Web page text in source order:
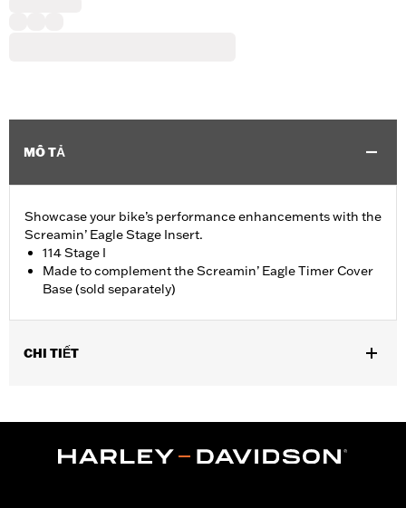
MÔ TẢ
Showcase your bike’s performance enhancements with the
Screamin’ Eagle Stage Insert.
114 Stage I
Made to complement the Screamin’ Eagle Timer Cover
Base (sold separately)
CHI TIẾT
Sold Separately:Screamin' Eagle Timer Cover Base